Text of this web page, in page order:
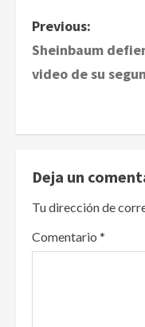
P
o
t
n
a
v
Previous:
Sheinbaum
video de su
Deja un
Tu dirección de
Comentario *